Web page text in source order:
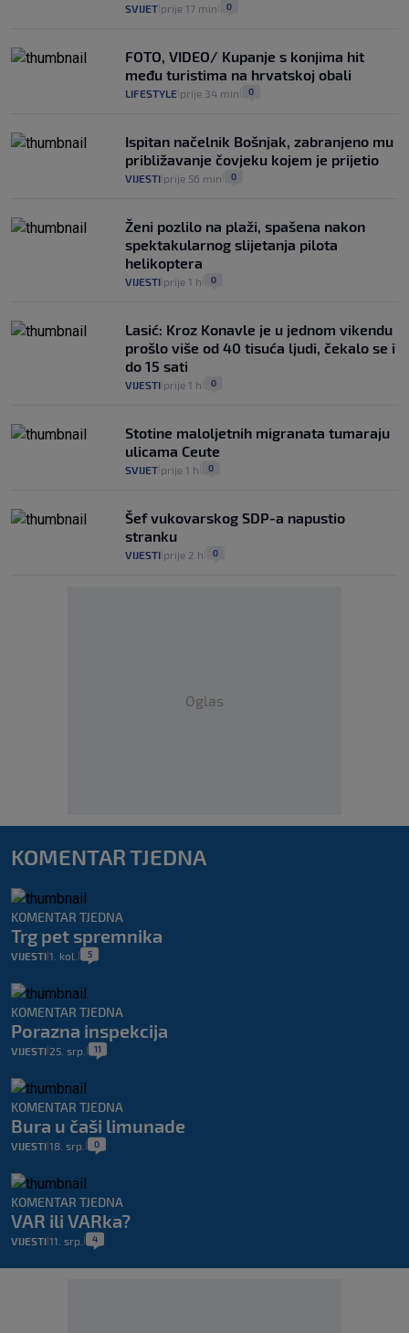
SVIJET prije 17 min 0
FOTO, VIDEO/ Kupanje s konjima hit
među turistima na hrvatskoj obali
LIFESTYLE prije 34 min 0
Ispitan načelnik Bošnjak, zabranjeno mu
približavanje čovjeku kojem je prijetio
VIJESTI prije 56 min 0
Ženi pozlilo na plaži, spašena nakon
spektakularnog slijetanja pilota
helikoptera
VIJESTI prije 1 h 0
Lasić: Kroz Konavle je u jednom vikendu
prošlo više od 40 tisuća ljudi, čekalo se i
do 15 sati
VIJESTI prije 1 h 0
Stotine maloljetnih migranata tumaraju
ulicama Ceute
SVIJET prije 1 h 0
Šef vukovarskog SDP-a napustio
stranku
VIJESTI prije 2 h 0
Oglas
KOMENTAR TJEDNA
KOMENTAR TJEDNA
Trg pet spremnika
VIJESTI 1. kol. 5
KOMENTAR TJEDNA
Porazna inspekcija
VIJESTI 25. srp. 11
KOMENTAR TJEDNA
Bura u čaši limunade
VIJESTI 18. srp. 0
KOMENTAR TJEDNA
VAR ili VARka?
VIJESTI 11. srp. 4